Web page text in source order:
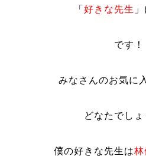
「 好きな先生
です！
みなさんのお気に
どなたでしょ
僕の好きな先生は林